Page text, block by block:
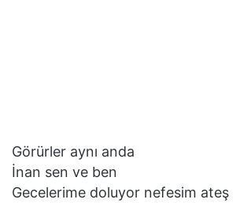
Görürler aynı anda
İnan sen ve ben
Gecelerime doluyor nefesim ateş